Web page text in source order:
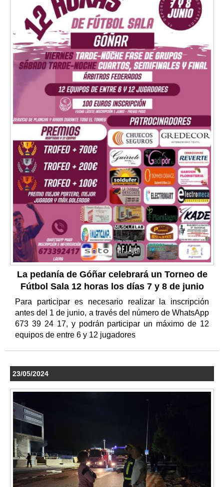
La pedanía de Góñar celebrará un Torneo de
Fútbol Sala 12 horas los días 7 y 8 de junio
Para participar es necesario realizar la inscripción
antes del 1 de junio, a través del número de WhatsApp
673 39 24 17, y podrán participar un máximo de 12
equipos de entre 6 y 12 jugadores
23/05/2024